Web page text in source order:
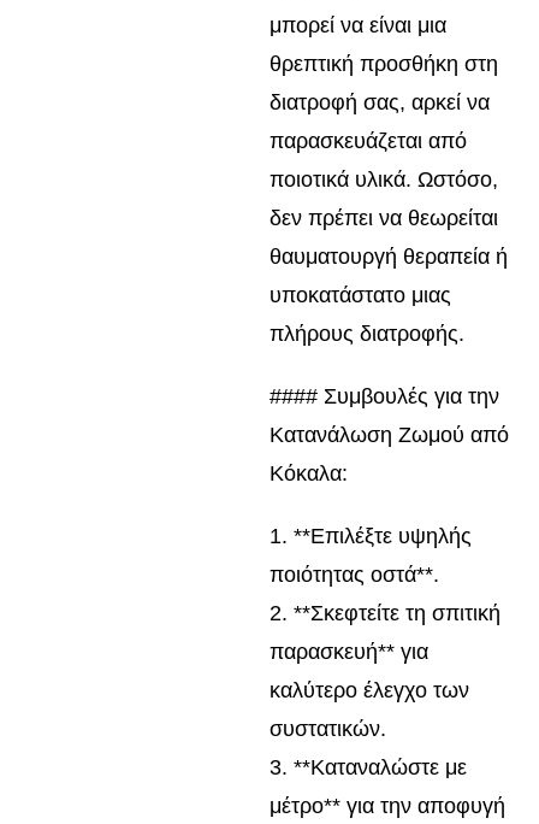
μπορεί να είναι μια
θρεπτική προσθήκη στη
διατροφή σας, αρκεί να
παρασκευάζεται από
ποιοτικά υλικά. Ωστόσο,
δεν πρέπει να θεωρείται
θαυματουργή θεραπεία ή
υποκατάστατο μιας
πλήρους διατροφής.
#### Συμβουλές για την
Κατανάλωση Ζωμού από
Κόκαλα:
1. **Επιλέξτε υψηλής
ποιότητας οστά**.
2. **Σκεφτείτε τη σπιτική
παρασκευή** για
καλύτερο έλεγχο των
συστατικών.
3. **Καταναλώστε με
μέτρο** για την αποφυγή